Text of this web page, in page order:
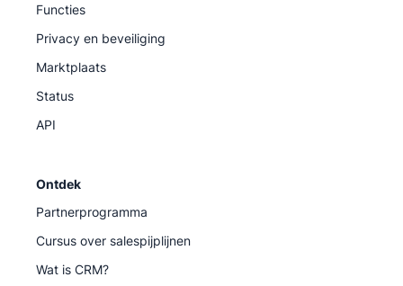
Functies
Privacy en beveiliging
Marktplaats
Status
API
Ontdek
Partnerprogramma
Cursus over salespijplijnen
Wat is CRM?